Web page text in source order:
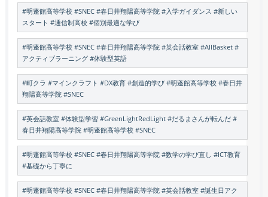
#明蓬館高等学校 #SNEC #春日井翔陽高等学院 #入学ガイダンス #新しい
スタート #通信制高校 #個別最適な学び
#明蓬館高等学校 #SNEC #春日井翔陽高等学院 #英会話教室 #AllBasket #
アクティブラーニング #体験型英語
#町クラ #マインクラフト #DX教育 #創造的学び #明蓬館高等学校 #春日井
翔陽高等学院 #SNEC
#英会話教室 #体験型学習 #GreenLightRedLight #だるまさんが転んだ #
春日井翔陽高等学院 #明蓬館高等学校 #SNEC
#明蓬館高等学校 #SNEC #春日井翔陽高等学院 #数学の学び直し #ICT教育
#基礎から丁寧に
#明蓬館高等学校 #SNEC #春日井翔陽高等学院 #英会話教室 #誕生日アク